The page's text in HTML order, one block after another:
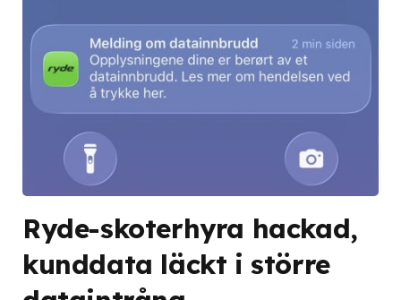
Ryde-skoterhyra hackad,
kunddata läckt i större